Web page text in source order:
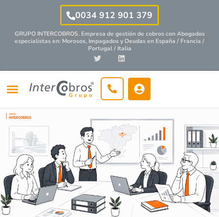
0034 912 901 379
GRUPO INTERCOBROS. Empresa de gestión de cobros conAbogados
especialistasen: Morosos, Impagados y Deudas en España / Francia /
Portugal / Italia